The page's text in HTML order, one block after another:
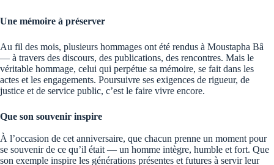
Une mémoire à préserver
Au fil des mois, plusieurs hommages ont été rendus à Moustapha Bâ
— à travers des discours, des publications, des rencontres. Mais le
véritable hommage, celui qui perpétue sa mémoire, se fait dans les
actes et les engagements. Poursuivre ses exigences de rigueur, de
justice et de service public, c’est le faire vivre encore.
Que son souvenir inspire
À l’occasion de cet anniversaire, que chacun prenne un moment pour
se souvenir de ce qu’il était — un homme intègre, humble et fort. Que
son exemple inspire les générations présentes et futures à servir leur